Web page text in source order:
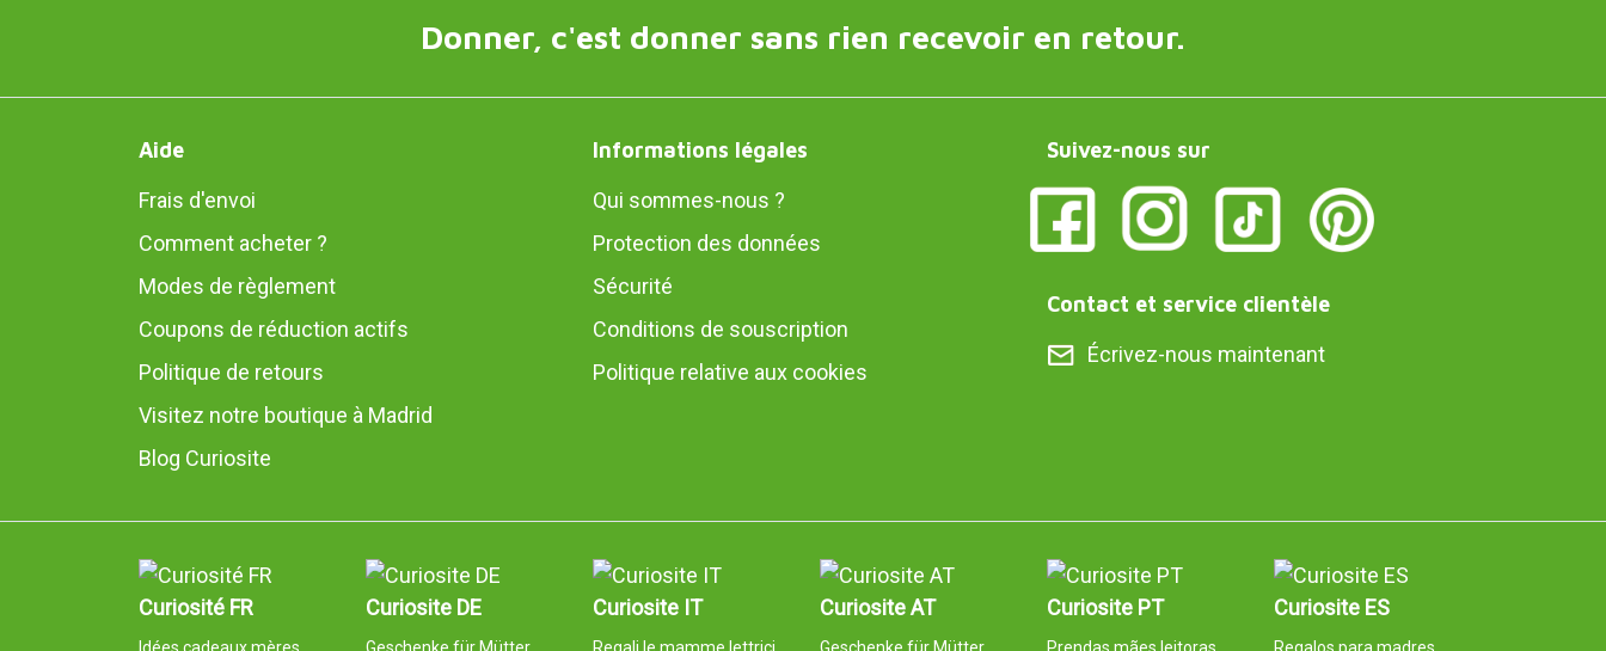
Donner, c'est donner sans rien recevoir en retour.
Aide
Frais d'envoi
Comment acheter ?
Modes de règlement
Coupons de réduction actifs
Politique de retours
Visitez notre boutique à Madrid
Blog Curiosite
Informations légales
Qui sommes-nous ?
Protection des données
Sécurité
Conditions de souscription
Politique relative aux cookies
Suivez-nous sur
Contact et service clientèle
Écrivez-nous maintenant
Curiosité FR Curiosite DE Curiosite IT Curiosite AT Curiosite PT Curiosite ES